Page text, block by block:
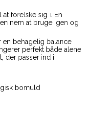
forelske sig i. En
nem at bruge igen og
behagelig balance
perfekt både alene
der passer ind i
bomuld